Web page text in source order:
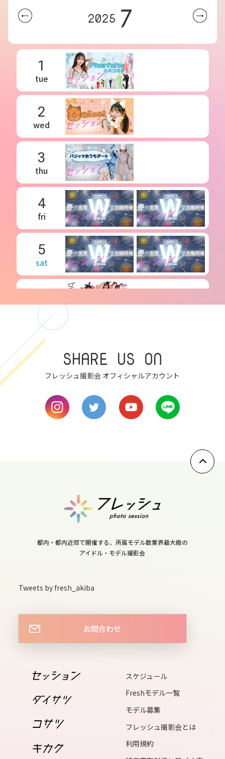
2025 7
1
tue
2
wed
3
thu
4
fri
5
sat
sun
7
mon
tue
14
15
tue
17
thu
18
fri
19
SHARE US ON
フレッシュ撮影会 オフィシャルアカウント
都内・都内近郊で開催する、所属モデル数業界最大級の
アイドル・モデル撮影会
Tweets by fresh_akiba
お問合わせ
スケジュール
Freshモデル一覧
モデル募集
フレッシュ撮影会とは
利用規約